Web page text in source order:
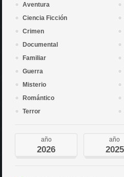
Aventura
Ciencia Ficción
Crimen
Documental
Familiar
Guerra
Misterio
Romántico
Terror
año
2026
año
2025